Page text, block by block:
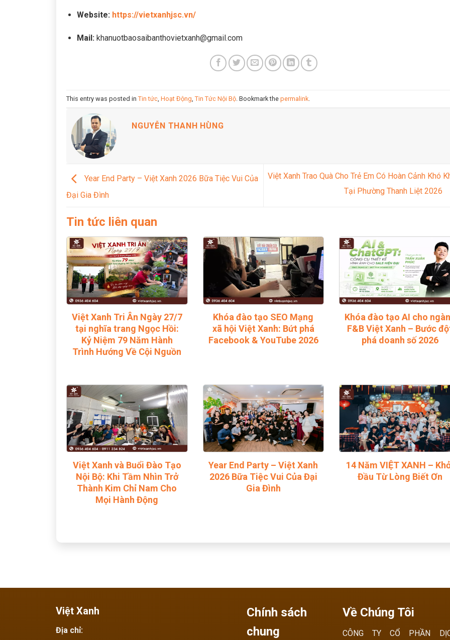
Website: https://vietxanhjsc.vn/
Mail:khanuotbaosaibanthovietxanh@gmail.com
This entry was posted in Tin tức Hoạt Động Tin Tức Nội Bộ . Bookmark the permalink
NGUYỄN THANH HÙNG
Year End Party – Việt Xanh 2026 Bữa Tiệc Vui Của
Đại Gia Đình
Việt Xanh Trao Quà Cho Trẻ Em Có Hoàn Cảnh Khó
Tại Phường Thanh Liệt 2026
Tin tức liên quan
Việt Xanh Tri Ân Ngày 27/7
tại nghĩa trang Ngọc Hồi:
Kỷ Niệm 79 Năm Hành
Trình Hướng Về Cội Nguồn
Khóa đào tạo SEO Mạng
xã hội Việt Xanh: Bứt phá
Facebook & YouTube 2026
Khóa đào tạo AI cho
F&B Việt Xanh – Bước
phá doanh số 2026
Việt Xanh và Buổi Đào Tạo
Nội Bộ: Khi Tầm Nhìn Trở
Thành Kim Chỉ Nam Cho
Mọi Hành Động
Year End Party – Việt Xanh
2026 Bữa Tiệc Vui Của Đại
Gia Đình
14 Năm VIỆT XANH –
Đầu Từ Lòng Biết Ơn
Việt Xanh
Địa chỉ:
Chính sách
chung
Về Chúng Tôi
CÔNG TY CỔ PHẦN